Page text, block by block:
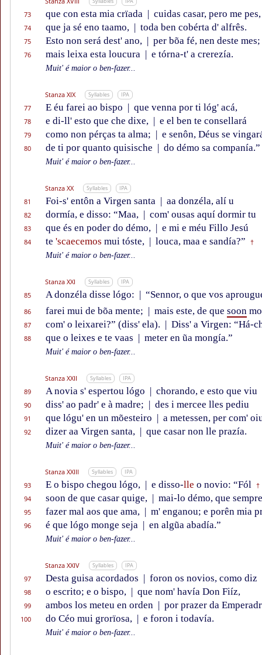
73 que con esta mia crïada | cuidas casar, pero me pes,
74 que ja sé eno taamo, | toda ben cobérta d' alfrês.
75 Esto non será dest' ano, | per bõa fé, nen deste mes;
76 mais leixa esta loucura | e tórna-t' a crerezía.
Muit' é maior o ben-fazer...
Stanza XIX Syllables IPA
77 E éu farei ao bispo | que venna por ti lóg' acá,
78 e di-ll' esto que che dixe, | e el ben te consellará
79 como non pérças ta alma; | e senôn, Déus se
80 de ti por quanto quisische | do démo sa companía.”
Muit' é maior o ben-fazer...
Stanza XX Syllables IPA
81 Foi-s' entôn a Virgen santa | aa donzéla, alí u
82 dormía, e disso: “Maa, | com' ousas aquí dormir tu
83 que és en poder do démo, | e mi e méu Fillo Jesú
84 te 'scaecemos mui tóste, | louca, maa e sandía?” †
Muit' é maior o ben-fazer...
Stanza XXI Syllables IPA
85 A donzéla disse lógo: | “Sennor, o que vos
86 farei mui de bõa mente; | mais este, de que soon
87 com' o leixarei?” (diss' ela). | Diss' a Virgen: “Há-
88 que o leixes e te vaas | meter en ũa mongía.”
Muit' é maior o ben-fazer...
Stanza XXII Syllables IPA
89 A novia s' espertou lógo | chorando, e esto que viu
90 diss' ao padr' e à madre; | des i mercee lles pediu
91 que lógu' en un mõesteiro | a metessen, per com'
92 dizer aa Virgen santa, | que casar non lle prazía.
Muit' é maior o ben-fazer...
Stanza XXIII Syllables IPA
93 E o bispo chegou lógo, | e disso-lle o novio: “Fól †
94 soon de que casar quige, | mai-lo démo, que
95 fazer mal aos que ama, | m' enganou; e porên mia
96 é que lógo monge seja | en algũa abadía.”
Muit' é maior o ben-fazer...
Stanza XXIV Syllables IPA
97 Desta guisa acordados | foron os novios, como diz
98 o escrito; e o bispo, | que nom' havía Don Fiíz,
99 ambos los meteu en orden | por prazer da
100 do Céo mui grorïosa, | e foron i todavía.
Muit' é maior o ben-fazer...